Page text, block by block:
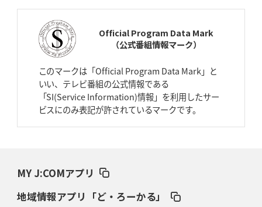
2026年4月9日(木)更新
スティーラーズ、名門復活の足音
2026年4月2日(木)更新
2026年3月26日(木)更新
AZ-COM丸和、リーグワンへ参入決定 「フィールド丸ごと計測機器」の
ダイナボアーズ、“逆輸入SO”三宅駿
「ニュージーランドのフレア（閃
Official Program Data Mark
（公式番組情報マーク）
このマークは「Official Program Data Mark」と
いい、テレビ番組の公式情報である
「SI(Service Information)情報」を利用したサー
ビスにのみ表記が許されているマークです。
MY J:COMアプリ
地域情報アプリ「ど・ろーかる」